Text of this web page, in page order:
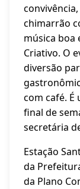
chimarrão
música boa
Criativo. O
diversão
com café. É
final de
secretária
Estação
da
da Plano